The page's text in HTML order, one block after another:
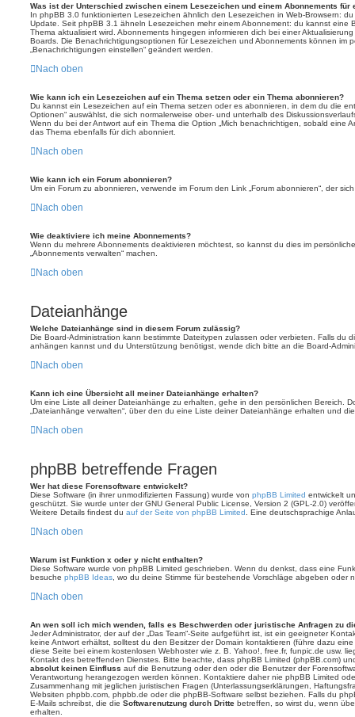
Was ist der Unterschied zwischen einem Lesezeichen und einem Abonnements für
In phpBB 3.0 funktionierten Lesezeichen ähnlich den Lesezeichen in Web-Browsern:
Update. Seit phpBB 3.1 ähneln Lesezeichen mehr einem Abonnement: du kannst eine
Thema aktualisiert wird. Abonnements hingegen informieren dich bei einer
Boards. Die Benachrichtigungsoptionen für Lesezeichen und Abonnements können im
„Benachrichtigungen einstellen“ geändert werden.
Nach oben
Wie kann ich ein Lesezeichen auf ein Thema setzen oder ein Thema abonnieren?
Du kannst ein Lesezeichen auf ein Thema setzen oder es abonnieren, in dem du die
Optionen“ auswählst, die sich normalerweise ober- und unterhalb des
Wenn du bei der Antwort auf ein Thema die Option „Mich benachrichtigen, sobald eine
das Thema ebenfalls für dich abonniert.
Nach oben
Wie kann ich ein Forum abonnieren?
Um ein Forum zu abonnieren, verwende im Forum den Link „Forum abonnieren“, der
Nach oben
Wie deaktiviere ich meine Abonnements?
Wenn du mehrere Abonnements deaktivieren möchtest, so kannst du dies im
„Abonnements verwalten“ machen.
Nach oben
Dateianhänge
Welche Dateianhänge sind in diesem Forum zulässig?
Die Board-Administration kann bestimmte Dateitypen zulassen oder verbieten. Falls du
anhängen kannst und du Unterstützung benötigst, wende dich bitte an die Board-
Nach oben
Kann ich eine Übersicht all meiner Dateianhänge erhalten?
Um eine Liste all deiner Dateianhänge zu erhalten, gehe in den persönlichen Bereich.
„Dateianhänge verwalten“, über den du eine Liste deiner Dateianhänge erhalten und
Nach oben
phpBB betreffende Fragen
Wer hat diese Forensoftware entwickelt?
Diese Software (in ihrer unmodifizierten Fassung) wurde von phpBB Limited entwickelt
geschützt. Sie wurde unter der GNU General Public License, Version 2 (GPL-2.0)
Weitere Details findest du auf der Seite von phpBB Limited . Eine deutschsprachige
Nach oben
Warum ist Funktion x oder y nicht enthalten?
Diese Software wurde von phpBB Limited geschrieben. Wenn du denkst, dass eine
besuche phpBB Ideas , wo du deine Stimme für bestehende Vorschläge abgeben oder
Nach oben
An wen soll ich mich wenden, falls es Beschwerden oder juristische Anfragen zu
Jeder Administrator, der auf der „Das Team“-Seite aufgeführt ist, ist ein geeigneter
keine Antwort erhältst, solltest du den Besitzer der Domain kontaktieren (führe dazu eine
diese Seite bei einem kostenlosen Webhoster wie z. B. Yahoo!, free.fr, funpic.de usw.
Kontakt des betreffenden Dienstes. Bitte beachte, dass phpBB Limited (phpBB.com)
absolut keinen Einfluss auf die Benutzung oder den oder die Benutzer der
Verantwortung herangezogen werden können. Kontaktiere daher nie phpBB Limited
Zusammenhang mit jeglichen juristischen Fragen (Unterlassungserklärungen,
Websiten phpbb.com, phpbb.de oder die phpBB-Software selbst beziehen. Falls du
E-Mails schreibst, die die Softwarenutzung durch Dritte betreffen, so wirst du, wenn
erhalten.